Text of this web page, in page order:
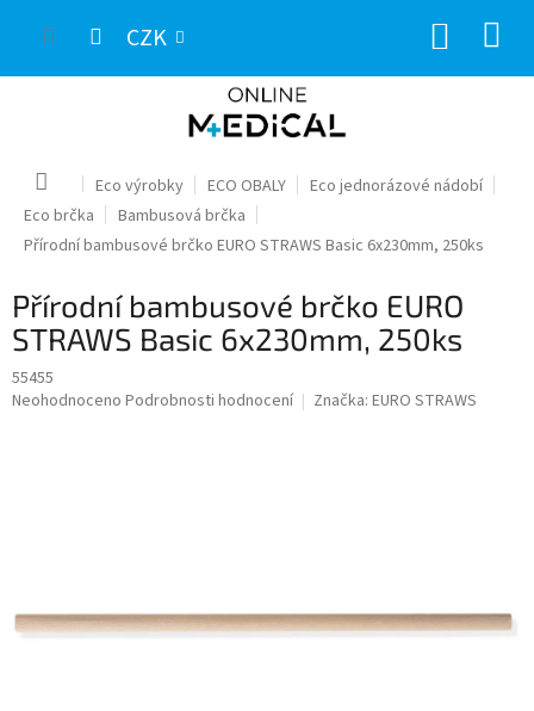
CZK
Domů Eco výrobky ECO OBALY
Eco jednorázové nádobí
Eco brčka
Bambusová brčka
Přírodní bambusové brčko EURO STRAWS Basic 6x230mm, 250ks
Přírodní bambusové brčko EURO
STRAWS Basic 6x230mm, 250ks
55455
Průměrné
Neohodnoceno Podrobnosti hodnocení Značka: EURO STRAWS